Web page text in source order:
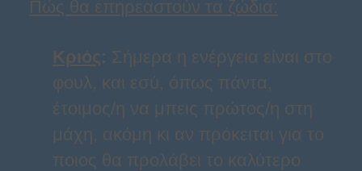
Πώς θα επηρεαστούν τα ζώδια:
Κριός: Σήμερα η ενέργεια είναι στο
φουλ, και εσύ, όπως πάντα,
έτοιμος/η να μπεις πρώτος/η στη
μάχη, ακόμη κι αν πρόκειται για το
ποιος θα προλάβει το καλύτερο